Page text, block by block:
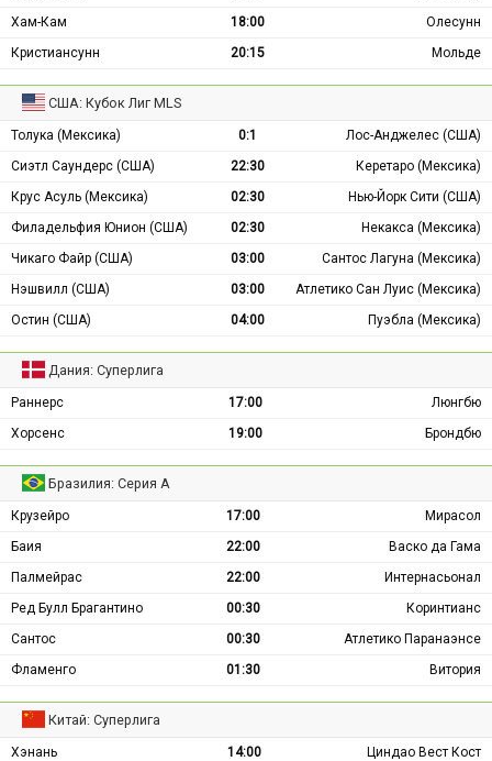
Хам-Кам
18:00
Олесунн
Кристиансунн
20:15 Мольде
США: Кубок Лиг MLS
Толука (Мексика) 0:1
Лос-Анджелес (США)
Сиэтл Саундерс (США)
22:30
Керетаро (Мексика)
Крус Асуль (Мексика)
02:30
Нью-Йорк Сити (США)
Филадельфия Юнион (США)
02:30
Некакса (Мексика)
Чикаго Файр (США)
03:00
Сантос Лагуна (Мексика)
Нэшвилл (США)
03:00
Атлетико Сан Луис (Мексика)
Остин (США)
04:00 Пуэбла (Мексика)
Дания: Суперлига
Раннерс 17:00
Люнгбю
Хорсенс
19:00 Брондбю
Бразилия: Серия А
Крузейро 17:00
Мирасол
Баия
22:00
Васко да Гама
Палмейрас
22:00
Интернасьонал
Ред Булл Брагантино
00:30
Коринтианс
Сантос
00:30
Атлетико Паранаэнсе
Фламенго
01:30 Витория
Китай: Суперлига
Хэнань 14:00
Циндао Вест Кост